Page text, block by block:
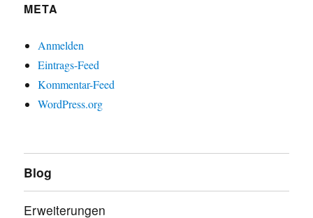
META
Anmelden
Eintrags-Feed
Kommentar-Feed
WordPress.org
Blog
Erweiterungen